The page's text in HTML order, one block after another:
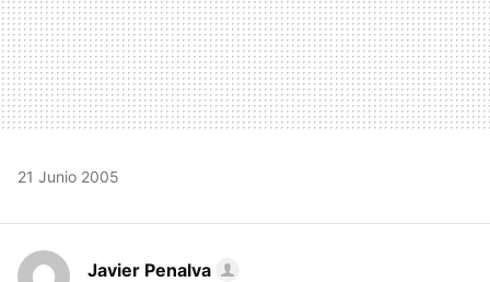
21 Junio 2005
Javier Penalva